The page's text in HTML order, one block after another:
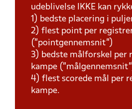
udeblivelse IKKE kan
1) bedste placering i
2) flest point per
(”pointgennemsnit”)
3) bedste målforskel per
kampe
4) flest scorede mål per
kampe.